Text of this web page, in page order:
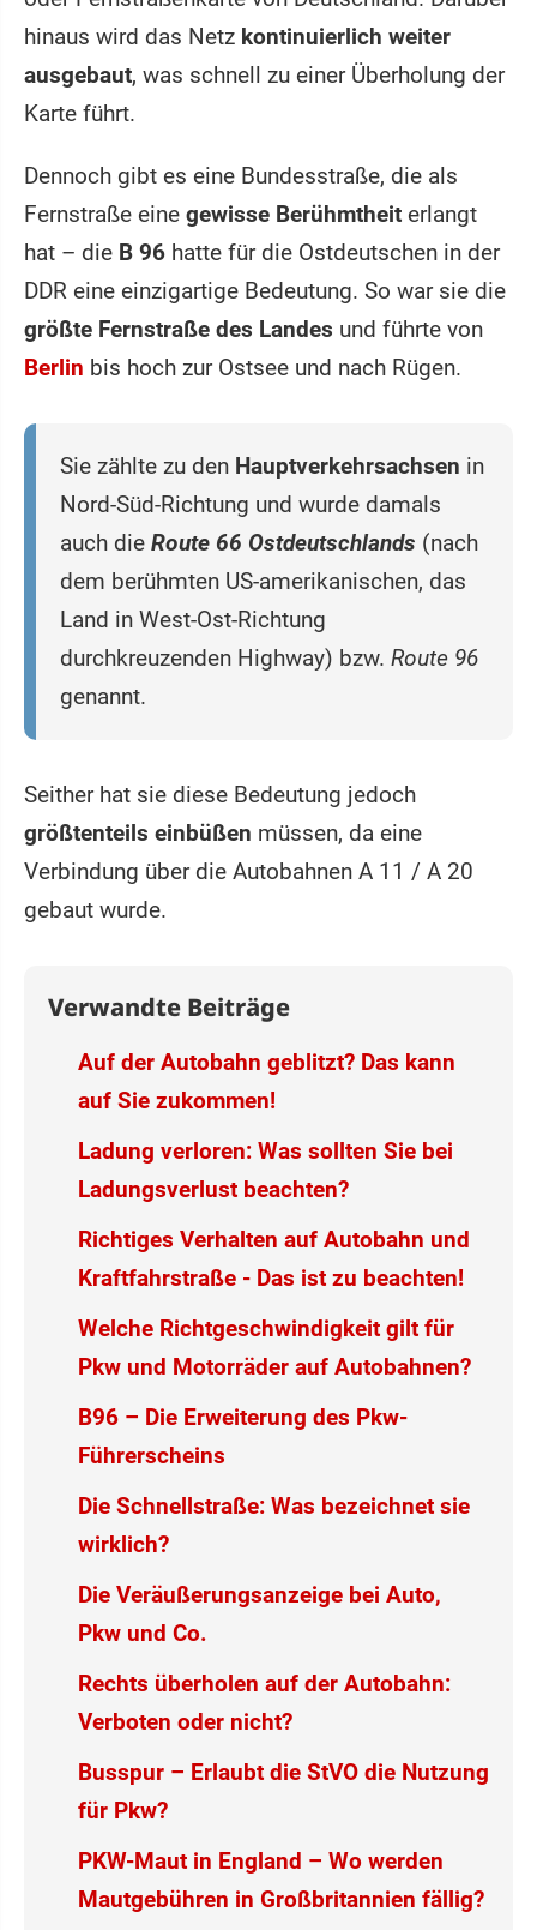
hinaus wird das Netz kontinuierlich weiter
ausgebaut, was schnell zu einer Überholung der
Karte führt.
Dennoch gibt es eine Bundesstraße, die als
Fernstraße eine gewisse Berühmtheit erlangt
hat – die B 96 hatte für die Ostdeutschen in der
DDR eine einzigartige Bedeutung. So war sie die
größte Fernstraße des Landes und führte von
Berlin bis hoch zur Ostsee und nach Rügen.
Sie zählte zu den Hauptverkehrsachsen in
Nord-Süd-Richtung und wurde damals
auch die Route 66 Ostdeutschlands (nach
dem berühmten US-amerikanischen, das
Land in West-Ost-Richtung
durchkreuzenden Highway) bzw. Route 96
genannt.
Seither hat sie diese Bedeutung jedoch
größtenteils einbüßen müssen, da eine
Verbindung über die Autobahnen A 11 / A 20
gebaut wurde.
Verwandte Beiträge
Auf der Autobahn geblitzt? Das kann
auf Sie zukommen!
Ladung verloren: Was sollten Sie bei
Ladungsverlust beachten?
Richtiges Verhalten auf Autobahn und
Kraftfahrstraße - Das ist zu beachten!
Welche Richtgeschwindigkeit gilt für
Pkw und Motorräder auf Autobahnen?
B96 – Die Erweiterung des Pkw-
Führerscheins
Die Schnellstraße: Was bezeichnet sie
wirklich?
Die Veräußerungsanzeige bei Auto,
Pkw und Co.
Rechts überholen auf der Autobahn:
Verboten oder nicht?
Busspur – Erlaubt die StVO die Nutzung
für Pkw?
PKW-Maut in England – Wo werden
Mautgebühren in Großbritannien fällig?